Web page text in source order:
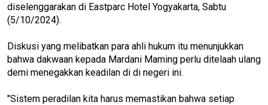
diselenggarakan di Eastparc Hotel Yogyakarta, Sabtu
(5/10/2024).
Diskusi yang melibatkan para ahli hukum itu menunjukkan
bahwa dakwaan kepada Mardani Maming perlu ditelaah ulang
demi menegakkan keadilan di di negeri ini.
"Sistem peradilan kita harus memastikan bahwa setiap